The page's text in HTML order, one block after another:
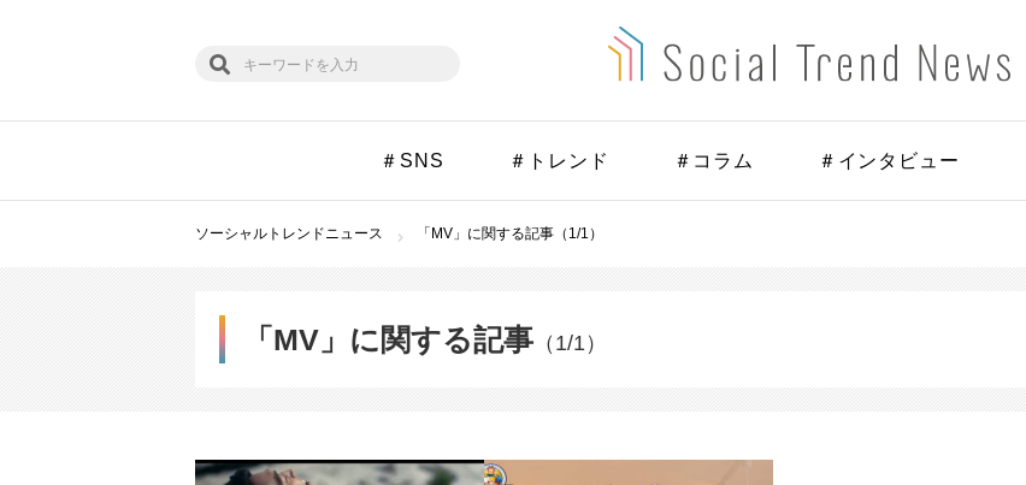
＃SNS ＃トレンド ＃コラム ＃インタビュー
ソーシャルトレンドニュース 「MV」に関する記事（1/1）
「MV」に関する記事 （1/1）